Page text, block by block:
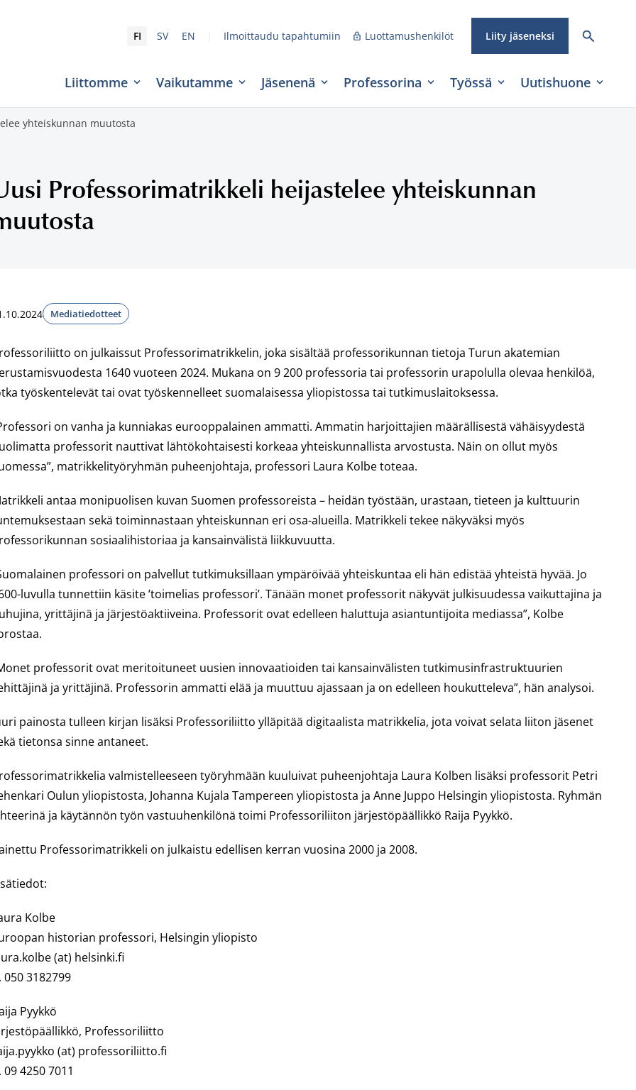
FI SV EN Ilmoittaudu tapahtumiin Luottamushenkilöt Liity jäseneksi
Liittomme Vaikutamme Jäsenenä Professorina Työssä Uutishuone
yhteiskunnan muutosta
Professorimatrikkeli heijastelee yhteiskunnan
Mediatiedotteet
on julkaissut Professorimatrikkelin, joka sisältää professorikunnan tietoja Turun akatemian
1640 vuoteen 2024. Mukana on 9 200 professoria tai professorin urapolulla olevaa henkilöä,
työskentelevät tai ovat työskennelleet suomalaisessa yliopistossa tai tutkimuslaitoksessa.
on vanha ja kunniakas eurooppalainen ammatti. Ammatin harjoittajien määrällisestä vähäisyydestä
professorit nauttivat lähtökohtaisesti korkeaa yhteiskunnallista arvostusta. Näin on ollut myös
matrikkelityöryhmän puheenjohtaja, professori Laura Kolbe toteaa.
antaa monipuolisen kuvan Suomen professoreista – heidän työstään, urastaan, tieteen ja kulttuurin
sekä toiminnastaan yhteiskunnan eri osa-alueilla. Matrikkeli tekee näkyväksi myös
sosiaalihistoriaa ja kansainvälistä liikkuvuutta.
professori on palvellut tutkimuksillaan ympäröivää yhteiskuntaa eli hän edistää yhteistä hyvää. Jo
luvulla tunnettiin käsite ’toimelias professori’. Tänään monet professorit näkyvät julkisuudessa vaikuttajina ja
yrittäjinä ja järjestöaktiiveina. Professorit ovat edelleen haluttuja asiantuntijoita mediassa”, Kolbe
professorit ovat meritoituneet uusien innovaatioiden tai kansainvälisten tutkimusinfrastruktuurien
ja yrittäjinä. Professorin ammatti elää ja muuttuu ajassaan ja on edelleen houkutteleva”, hän analysoi.
painosta tulleen kirjan lisäksi Professoriliitto ylläpitää digitaalista matrikkelia, jota voivat selata liiton jäsenet
tietonsa sinne antaneet.
valmistelleeseen työryhmään kuuluivat puheenjohtaja Laura Kolben lisäksi professorit Petri
Oulun yliopistosta, Johanna Kujala Tampereen yliopistosta ja Anne Juppo Helsingin yliopistosta. Ryhmän
ja käytännön työn vastuuhenkilönä toimi Professoriliiton järjestöpäällikkö Raija Pyykkö.
Professorimatrikkeli on julkaistu edellisen kerran vuosina 2000 ja 2008.
Kolbe
historian professori, Helsingin yliopisto
(at) helsinki.fi
050 3182799
Pyykkö
Professoriliitto
(at) professoriliitto.fi
09 4250 7011